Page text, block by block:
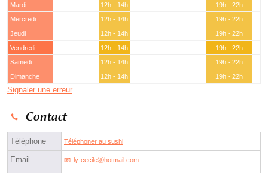
Mardi
12h - 14h
19h - 22h
Mercredi
12h - 14h
19h - 22h
Jeudi
12h - 14h
19h - 22h
Vendredi
12h - 14h
19h - 22h
Samedi
12h - 14h
19h - 22h
Dimanche
12h - 14h 19h - 22h
Signaler une erreur
Contact
Téléphone Téléphoner au sushi
Email ly-cecileⓐhotmail.com